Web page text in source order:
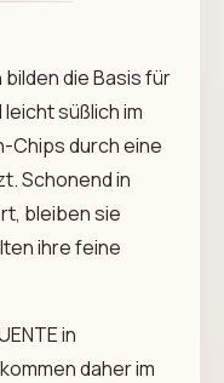
die Basis für
süßlich im
Chips durch eine
Schonend in
bleiben sie
ihre feine
in
daher im